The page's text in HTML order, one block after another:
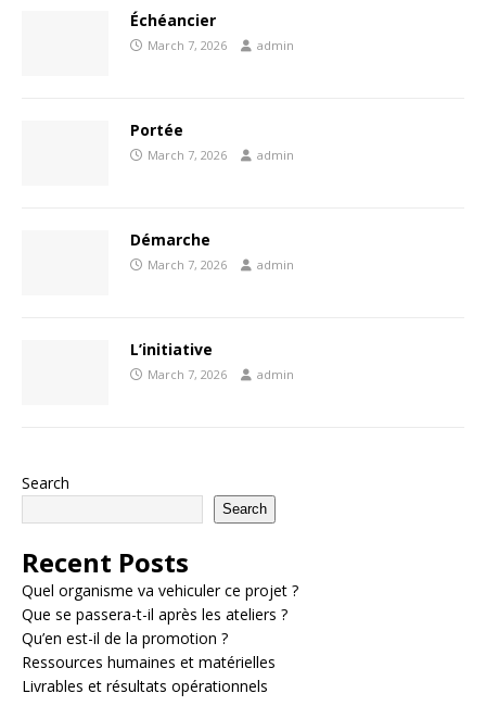
Échéancier
March 7, 2026 admin
Portée
March 7, 2026 admin
Démarche
March 7, 2026 admin
L’initiative
March 7, 2026 admin
Search
Search
Recent Posts
Quel organisme va vehiculer ce projet ?
Que se passera-t-il après les ateliers ?
Qu’en est-il de la promotion ?
Ressources humaines et matérielles
Livrables et résultats opérationnels